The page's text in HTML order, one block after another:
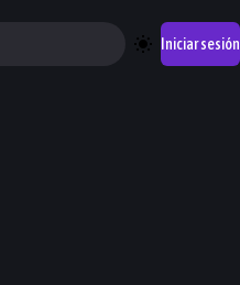
Iniciar sesión